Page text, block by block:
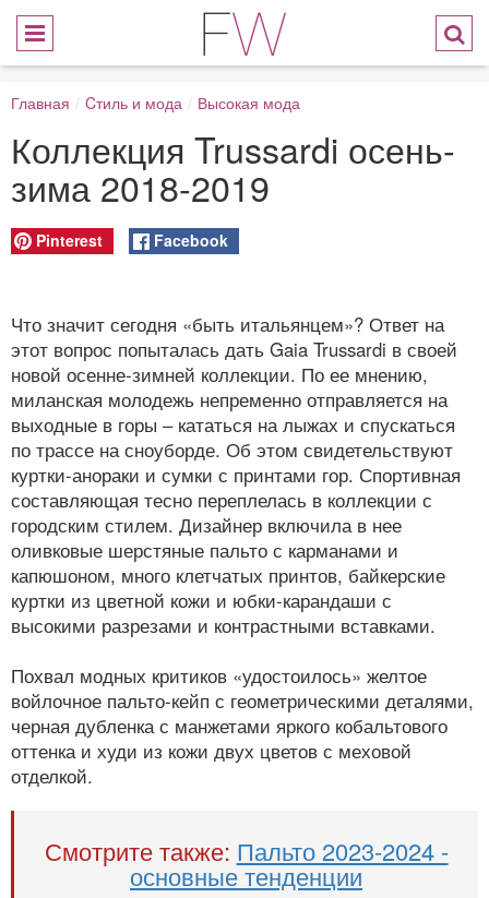
Главная / Cтиль и мода / Высокая мода
Коллекция Trussardi осень-
зима 2018-2019
Pinterest Facebook
Что значит сегодня «быть итальянцем»? Ответ на
этот вопрос попыталась дать Gaia Trussardi в своей
новой осенне-зимней коллекции. По ее мнению,
миланская молодежь непременно отправляется на
выходные в горы – кататься на лыжах и спускаться
по трассе на сноуборде. Об этом свидетельствуют
куртки-анораки и сумки с принтами гор. Спортивная
составляющая тесно переплелась в коллекции с
городским стилем. Дизайнер включила в нее
оливковые шерстяные пальто с карманами и
капюшоном, много клетчатых принтов, байкерские
куртки из цветной кожи и юбки-карандаши с
высокими разрезами и контрастными вставками.
Похвал модных критиков «удостоилось» желтое
войлочное пальто-кейп с геометрическими деталями,
черная дубленка с манжетами яркого кобальтового
оттенка и худи из кожи двух цветов с меховой
отделкой.
Смотрите также: Пальто 2023-2024 -
основные тенденции